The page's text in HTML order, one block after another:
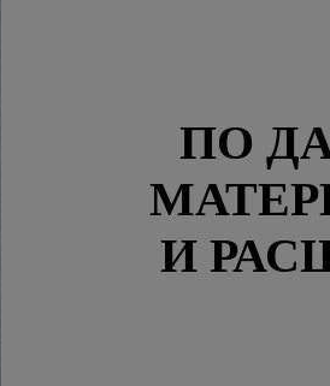
ПО
И